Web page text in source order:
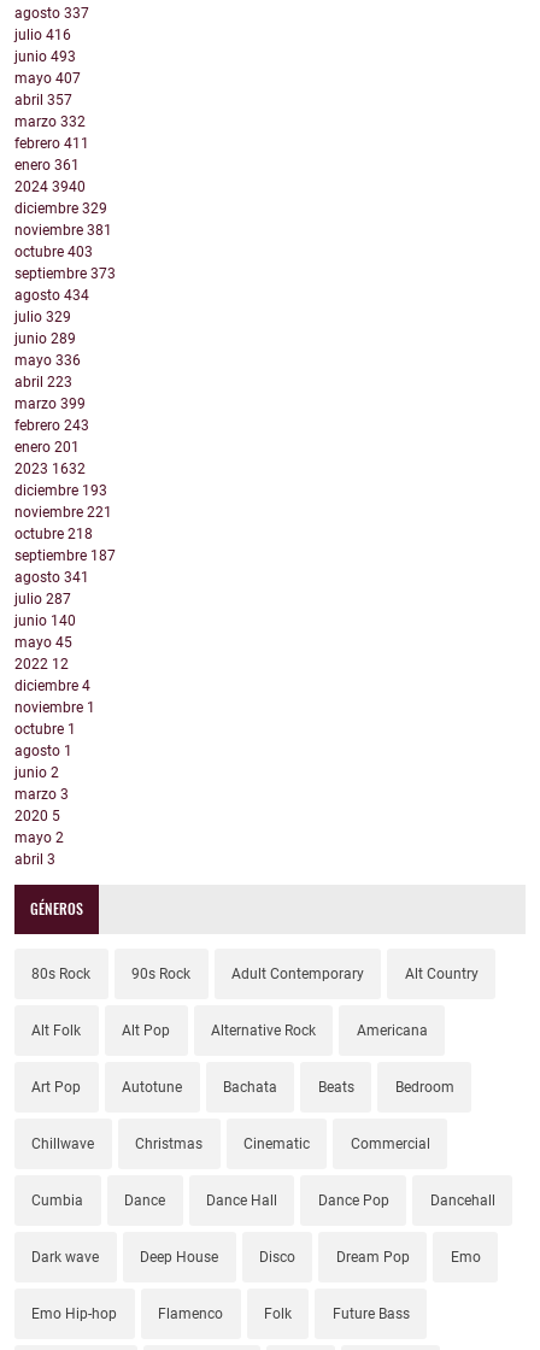
agosto 337
julio 416
junio 493
mayo 407
abril 357
marzo 332
febrero 411
enero 361
2024 3940
diciembre 329
noviembre 381
octubre 403
septiembre 373
agosto 434
julio 329
junio 289
mayo 336
abril 223
marzo 399
febrero 243
enero 201
2023 1632
diciembre 193
noviembre 221
octubre 218
septiembre 187
agosto 341
julio 287
junio 140
mayo 45
2022 12
diciembre 4
noviembre 1
octubre 1
agosto 1
junio 2
marzo 3
2020 5
mayo 2
abril 3
GÉNEROS
80s Rock 90s Rock Adult Contemporary Alt Country
Alt Folk Alt Pop Alternative Rock Americana
Art Pop Autotune Bachata Beats Bedroom
Chillwave Christmas Cinematic Commercial
Cumbia Dance Dance Hall Dance Pop Dancehall
Dark wave Deep House Disco Dream Pop Emo
Emo Hip-hop Flamenco Folk Future Bass